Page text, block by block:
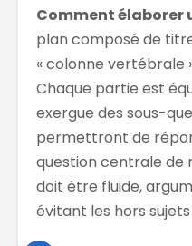
Comment élaborer
plan composé de
« colonne vertébrale
Chaque partie est
exergue des sous-
permettront de
question centrale de
doit être fluide,
évitant les hors